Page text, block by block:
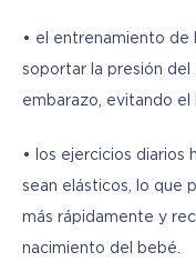
• el entrenamiento de
soportar la presión
embarazo, evitando el
• los ejercicios diarios
sean elásticos, lo que
más rápidamente y
nacimiento del bebé.